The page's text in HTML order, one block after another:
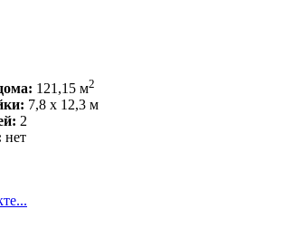
121,15 м2
7,8 x 12,3 м
2
нет